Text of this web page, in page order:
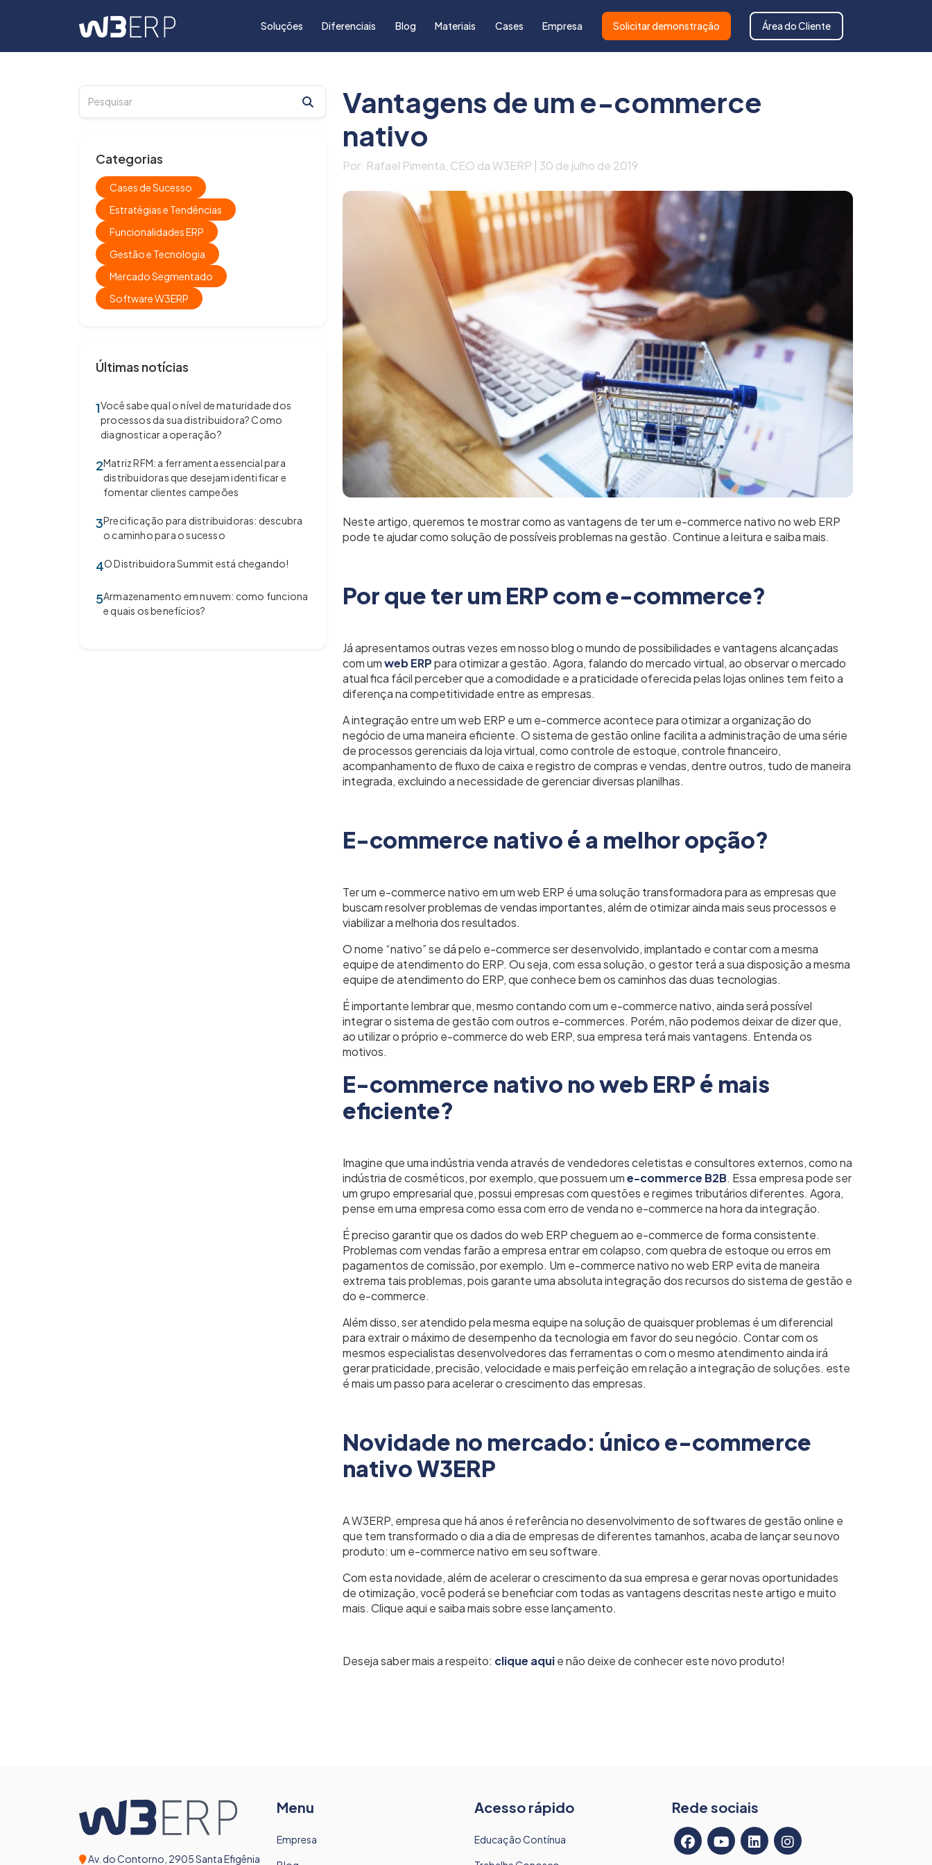
Soluções Diferenciais Blog Materiais Cases Empresa Solicitar demonstração Área do Cliente
Categorias
Cases de Sucesso
Estratégias e Tendências
Funcionalidades ERP
Gestão e Tecnologia
Mercado Segmentado
Software W3ERP
Últimas notícias
1Você sabe qual o nível de maturidade dos
processos da sua distribuidora? Como
diagnosticar a operação?
2Matriz RFM: a ferramenta essencial para
distribuidoras que desejam identificar e
fomentar clientes campeões
3Precificação para distribuidoras: descubra
o caminho para o sucesso
4O Distribuidora Summit está chegando!
5Armazenamento em nuvem: como funciona
e quais os benefícios?
Vantagens de um e-commerce
nativo
Por: Rafael Pimenta, CEO da W3ERP | 30 de julho de 2019
Neste artigo, queremos te mostrar como as vantagens de ter um e-commerce nativo no web ERP
pode te ajudar como solução de possíveis problemas na gestão. Continue a leitura e saiba mais.
Por que ter um ERP com e-commerce?
Já apresentamos outras vezes em nosso blog o mundo de possibilidades e vantagens alcançadas
com umweb ERPpara otimizar a gestão. Agora, falando do mercado virtual, ao observar o mercado
atual fica fácil perceber que a comodidade e a praticidade oferecida pelas lojas onlines tem feito a
diferença na competitividade entre as empresas.
A integração entre um web ERP e um e-commerce acontece para otimizar a organização do
negócio de uma maneira eficiente. O sistema de gestão online facilita a administração de uma série
de processos gerenciais da loja virtual, como controle de estoque, controle financeiro,
acompanhamento de fluxo de caixa e registro de compras e vendas, dentre outros, tudo de maneira
integrada, excluindo a necessidade de gerenciar diversas planilhas.
E-commerce nativo é a melhor opção?
Ter um e-commerce nativo em um web ERP é uma solução transformadora para as empresas que
buscam resolver problemas de vendas importantes, além de otimizar ainda mais seus processos e
viabilizar a melhoria dos resultados.
O nome “nativo” se dá pelo e-commerce ser desenvolvido, implantado e contar com a mesma
equipe de atendimento do ERP. Ou seja, com essa solução, o gestor terá a sua disposição a mesma
equipe de atendimento do ERP, que conhece bem os caminhos das duas tecnologias.
É importante lembrar que, mesmo contando com um e-commerce nativo, ainda será possível
integrar o sistema de gestão com outros e-commerces. Porém, não podemos deixar de dizer que,
ao utilizar o próprio e-commerce do web ERP, sua empresa terá mais vantagens. Entenda os
motivos.
E-commerce nativo no web ERP é mais
eficiente?
Imagine que uma indústria venda através de vendedores celetistas e consultores externos, como na
indústria de cosméticos, por exemplo, que possuem ume-commerce B2B. Essa empresa pode ser
um grupo empresarial que, possui empresas com questões e regimes tributários diferentes. Agora,
pense em uma empresa como essa com erro de venda no e-commerce na hora da integração.
É preciso garantir que os dados do web ERP cheguem ao e-commerce de forma consistente.
Problemas com vendas farão a empresa entrar em colapso, com quebra de estoque ou erros em
pagamentos de comissão, por exemplo. Um e-commerce nativo no web ERP evita de maneira
extrema tais problemas, pois garante uma absoluta integração dos recursos do sistema de gestão e
do e-commerce.
Além disso, ser atendido pela mesma equipe na solução de quaisquer problemas é um diferencial
para extrair o máximo de desempenho da tecnologia em favor do seu negócio. Contar com os
mesmos especialistas desenvolvedores das ferramentas o com o mesmo atendimento ainda irá
gerar praticidade, precisão, velocidade e mais perfeição em relação a integração de soluções. este
é mais um passo para acelerar o crescimento das empresas.
Novidade no mercado: único e-commerce
nativo W3ERP
A W3ERP, empresa que há anos é referência no desenvolvimento de softwares de gestão online e
que tem transformado o dia a dia de empresas de diferentes tamanhos, acaba de lançar seu novo
produto: um e-commerce nativo em seu software.
Com esta novidade, além de acelerar o crescimento da sua empresa e gerar novas oportunidades
de otimização, você poderá se beneficiar com todas as vantagens descritas neste artigo e muito
mais. Clique aqui e saiba mais sobre esse lançamento.
Deseja saber mais a respeito: clique aquie não deixe de conhecer este novo produto!
Av. do Contorno, 2905 Santa Efigênia
Menu
Empresa
Acesso rápido
Educação Contínua
Rede sociais